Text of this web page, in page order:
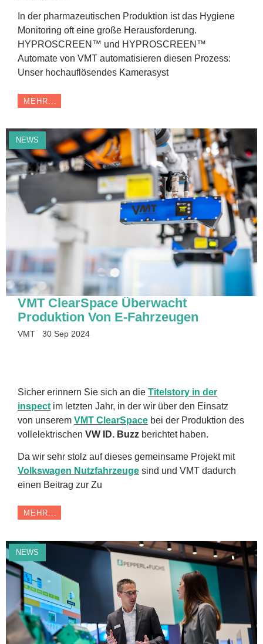
In der pharmazeutischen Produktion ist das Hygiene
Monitoring oft eine große Herausforderung.
HYPROSCREEN™ und HYPROSCREEN™
Automate von VMT automatisieren diesen Prozess:
Unser hochauflösendes Kamerasyst
MEHR...
NEWS
VMT ClearSpace Überwacht
Produktion Von E-Fahrzeugen
VMT 30 Sep 2024
Sicher erinnern Sie sich an die Titelstory in der
inspect im letzten Jahr, in der wir über den Einsatz
von unserem VMT ClearSpace bei der Produktion des
vollelektrischen VW ID. Buzz berichtet haben.
Da wir sehr stolz auf dieses gemeinsame Projekt mit
Volkswagen Nutzfahrzeuge sind und VMT dadurch
einen Beitrag zur Zu
MEHR...
NEWS